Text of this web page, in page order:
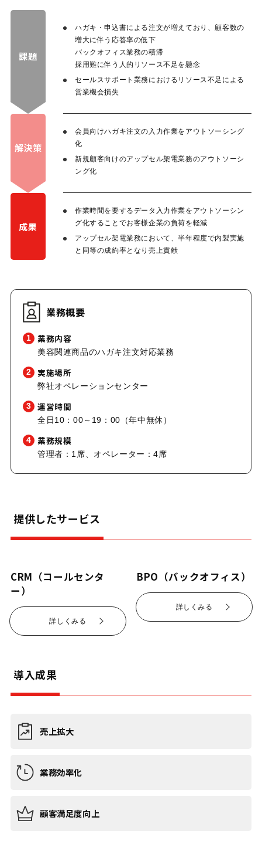
課題
ハガキ・申込書による注文が増えており、顧客数の
増大に伴う応答率の低下
バックオフィス業務の積滞
採用難に伴う人的リソース不足を懸念
セールスサポート業務におけるリソース不足による
営業機会損失
解決策
会員向けハガキ注文の入力作業をアウトソーシング
化
新規顧客向けのアップセル架電業務のアウトソーシ
ング化
成果
作業時間を要するデータ入力作業をアウトソーシン
グ化することでお客様企業の負荷を軽減
アップセル架電業務において、半年程度で内製実施
と同等の成約率となり売上貢献
業務概要
1 業務内容
美容関連商品のハガキ注文対応業務
2 実施場所
弊社オペレーションセンター
3 運営時間
全日10：00～19：00（年中無休）
4 業務規模
管理者：1席、オペレーター：4席
提供したサービス
CRM（コールセンタ
ー）
詳しくみる
BPO（バックオフィス）
詳しくみる
導入成果
売上拡大
業務効率化
顧客満足度向上